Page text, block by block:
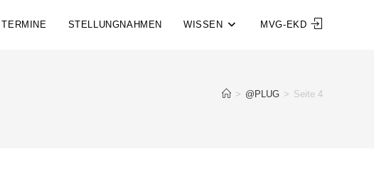
TERMINE STELLUNGNAHMEN WISSEN MVG-EKD
> @PLUG > Seite 4